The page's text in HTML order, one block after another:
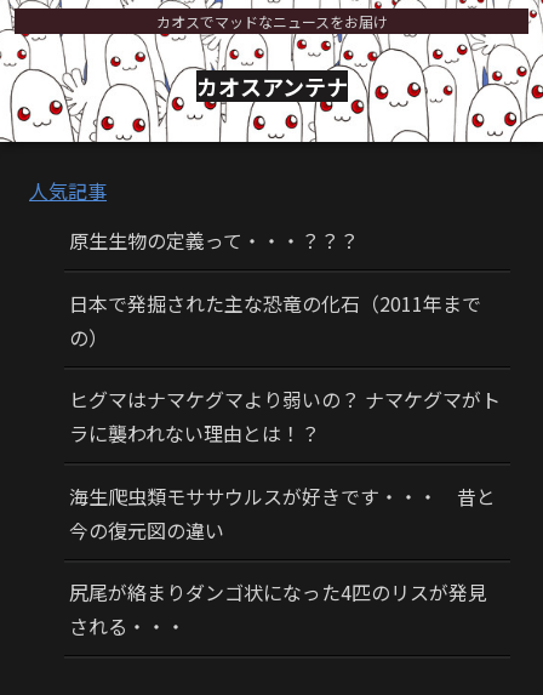
カオスでマッドなニュースをお届け
カオスアンテナ
人気記事
原生生物の定義って・・・？？？
日本で発掘された主な恐竜の化石（2011年まで
の）
ヒグマはナマケグマより弱いの？ ナマケグマがト
ラに襲われない理由とは！？
海生爬虫類モササウルスが好きです・・・ 昔と
今の復元図の違い
尻尾が絡まりダンゴ状になった4匹のリスが発見
される・・・